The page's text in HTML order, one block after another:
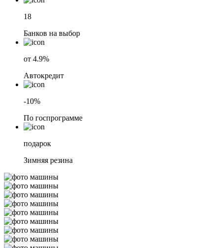
18
Банков на выбор
от 4.9%
Автокредит
-10%
По госпрограмме
подарок
Зимняя резина